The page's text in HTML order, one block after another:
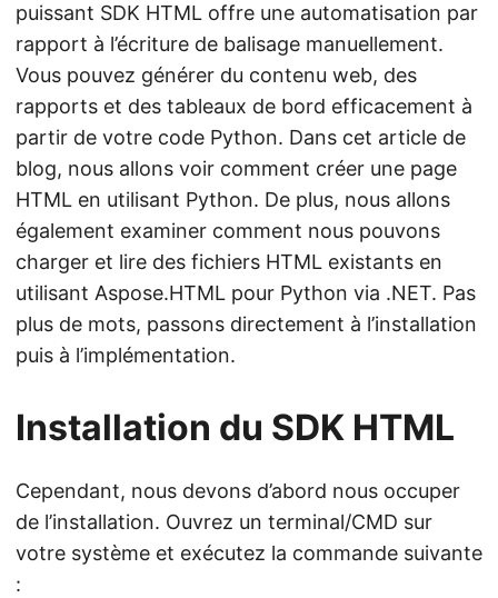
puissant SDK HTML offre une automatisation par
rapport à l’écriture de balisage manuellement.
Vous pouvez générer du contenu web, des
rapports et des tableaux de bord efficacement à
partir de votre code Python. Dans cet article de
blog, nous allons voir comment créer une page
HTML en utilisant Python. De plus, nous allons
également examiner comment nous pouvons
charger et lire des fichiers HTML existants en
utilisant Aspose.HTML pour Python via .NET. Pas
plus de mots, passons directement à l’installation
puis à l’implémentation.
Installation du SDK HTML
Cependant, nous devons d’abord nous occuper
de l’installation. Ouvrez un terminal/CMD sur
votre système et exécutez la commande suivante
: